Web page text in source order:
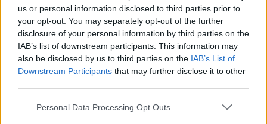
us or personal information disclosed to third parties prior to
your opt-out. You may separately opt-out of the further
disclosure of your personal information by third parties on the
IAB’s list of downstream participants. This information may
also be disclosed by us to third parties on the IAB’s List of
Downstream Participants that may further disclose it to other
Please note that this website/app uses one or more Google
Personal Data Processing Opt Outs
i tuoi video e le tue foto
Su WhatsApp al numero +39
345 356 7512
Notizie in tempo reale?